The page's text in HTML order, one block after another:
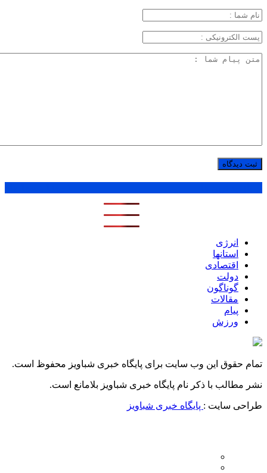
انرژی
استانها
اقتصادی
دولت
گوناگون
مقالات
پیام
ورزش
تمام حقوق این وب سایت برای پایگاه خبری شباویز محفوظ است.
نشر مطالب با ذکر نام پایگاه خبری شباویز بلامانع است.
طراحی سایت : پایگاه خبری شباویز